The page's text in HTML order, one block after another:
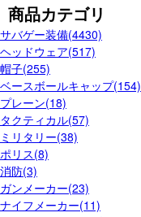
商品カテゴリ
サバゲー装備(4430)
ヘッドウェア(517)
帽子(255)
ベースボールキャップ(154)
プレーン(18)
タクティカル(57)
ミリタリー(38)
ポリス(8)
消防(3)
ガンメーカー(23)
ナイフメーカー(11)